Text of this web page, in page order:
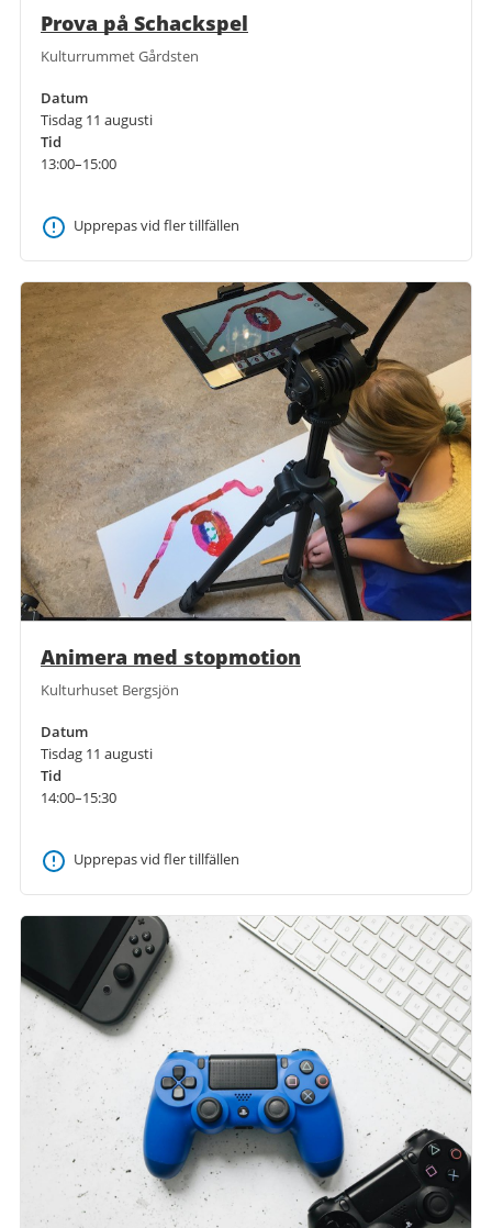
Prova på Schackspel
Kulturrummet Gårdsten
Datum
Tisdag 11 augusti
Tid
13:00–15:00
Upprepas vid fler tillfällen
Animera med stopmotion
Kulturhuset Bergsjön
Datum
Tisdag 11 augusti
Tid
14:00–15:30
Upprepas vid fler tillfällen